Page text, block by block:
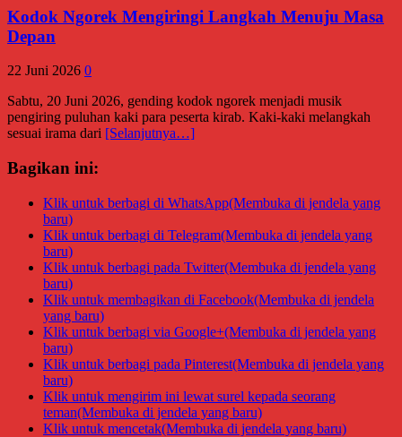
Kodok Ngorek Mengiringi Langkah Menuju Masa
Depan
22 Juni 2026 0
Sabtu, 20 Juni 2026, gending kodok ngorek menjadi musik
pengiring puluhan kaki para peserta kirab. Kaki-kaki melangkah
sesuai irama dari [Selanjutnya…]
Bagikan ini:
Klik untuk berbagi di WhatsApp(Membuka di jendela yang
baru)
Klik untuk berbagi di Telegram(Membuka di jendela yang
baru)
Klik untuk berbagi pada Twitter(Membuka di jendela yang
baru)
Klik untuk membagikan di Facebook(Membuka di jendela
yang baru)
Klik untuk berbagi via Google+(Membuka di jendela yang
baru)
Klik untuk berbagi pada Pinterest(Membuka di jendela yang
baru)
Klik untuk mengirim ini lewat surel kepada seorang
teman(Membuka di jendela yang baru)
Klik untuk mencetak(Membuka di jendela yang baru)